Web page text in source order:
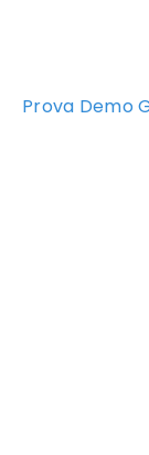
Prova Demo